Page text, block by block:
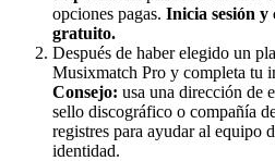
opciones pagas. Inicia sesión y
gratuito.
Después de haber elegido un
Musixmatch Pro y completa tu
Consejo: usa una dirección de
sello discográfico o compañía
registres para ayudar al equipo
identidad.